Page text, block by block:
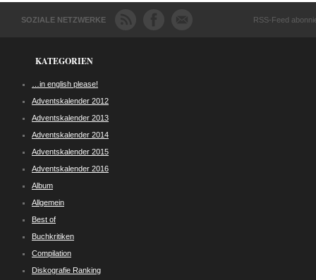
SOZIALE NETZWERKE RSS-Feed
KATEGORIEN
…in english please!
Adventskalender 2012
Adventskalender 2013
Adventskalender 2014
Adventskalender 2015
Adventskalender 2016
Album
Allgemein
Best of
Buchkritiken
Compilation
Diskografie Ranking